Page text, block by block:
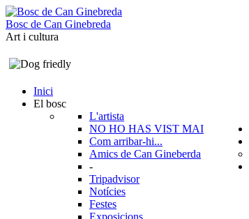
Bosc de Can Ginebreda
Art i cultura
Inici
El bosc
L'artista
NO HO HAS VIST MAI
Com arribar-hi...
Amics de Can Gineberda
-
Tripadvisor
Notícies
Festes
Exposicions